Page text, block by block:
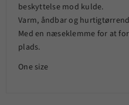
beskyttelse mod kulde.
Varm, åndbar og
Med en næseklemme for at
plads.
One size